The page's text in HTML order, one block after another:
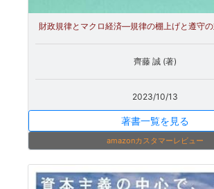
財政規律とマクロ経済―規律の棚上げと遵守
齊藤 誠 (著)
2023/10/13
著書一覧を見る
amazonカスタマーレビュー